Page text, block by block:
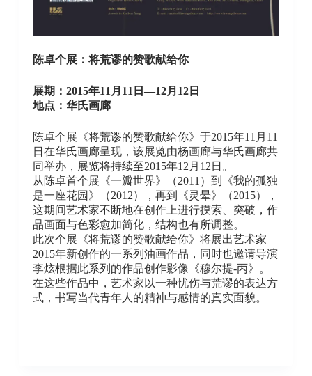
陈卓个展：将荒谬的赞歌献给你
展期：2015年11月11日—12月12日
地点：华氏画廊
陈卓个展《将荒谬的赞歌献给你》于2015年11月11
日在华氏画廊呈现，该展览由杨画廊与华氏画廊共
同举办，展览将持续至2015年12月12日。
从陈卓首个展《一瓣世界》（2011）到《我的孤独
是一座花园》（2012），再到《灵晕》（2015），
这期间艺术家不断地在创作上进行摸索、突破，作
品画面与色彩愈加简化，结构也有所调整。
此次个展《将荒谬的赞歌献给你》将展出艺术家
2015年新创作的一系列油画作品，同时也邀请导演
李炫根据此系列的作品创作影像《穆尔提-丙》。
在这些作品中，艺术家以一种忧伤与荒谬的表达方
式，书写当代青年人的精神与感情的真实面貌。